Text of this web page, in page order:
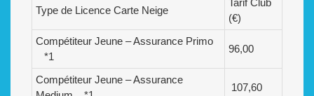
Type de Licence Carte Neige
Tarif Club
(€)
Compétiteur Jeune – Assurance Primo
*1
96,00
Compétiteur Jeune – Assurance
107,60